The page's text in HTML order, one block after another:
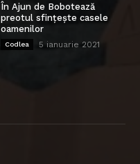
În Ajun de Bobotează
preotul sfințește casele
oamenilor
Codlea 5 ianuarie 2021